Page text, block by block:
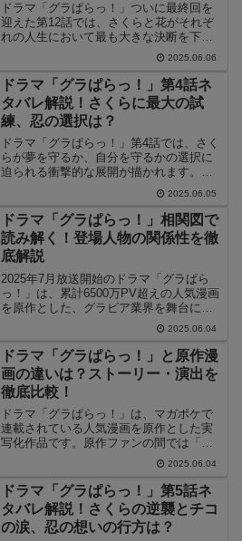
ドラマ「グラぱらっ！」ついに最終回を
迎えた第12話では、さくらと花がそれぞ
れの人生において最も大きな決断を下し
ます。夢に近づいた者、夢と決別した
者。異なる道を選びながらも、二人が最
後にたどり着いたのは、“自分で選んだ未
来”でした。本記事では、最終回のストー
リーを徹底ネタバレ解説し、感動のラス
トに込められた意味を読み解きます。
2025.06.06
ドラマ「グラぱらっ！」第4話ネ
タバレ解説！さくらに最大の試
練、忍の選択は？
ドラマ「グラぱらっ！」第4話では、さく
らが夢を守るか、自分を守るかの選択に
迫られる衝撃的な展開が描かれます。一
方、忍もまたさくらを支えることの重さ
に直面し、決断の時を迎えます。今回
は、グラビア業界の暗部がさらに露わに
なり、キャラクターたちの想いと葛藤が
交錯する注目のエピソードとなっていま
す。ネタバレ込みで詳しく解説します。
2025.06.05
ドラマ「グラぱらっ！」相関図で
読み解く！登場人物の関係性を徹
底解説
2025年7月放送開始のドラマ「グラぱら
っ！」は、累計6500万PV超えの人気漫画
を原作とした、グラビア業界を舞台にし
たちょっぴりエッチなラブコメディで
す。主人公・葛木さくら（北野瑠華）が
夢を追いながら、悪徳マネージャーや業
界の闇と戦う姿が描かれています。この
記事では、ドラマ「グラぱらっ！」の相
関図をもとに、登場人物たちの関係性や
ストーリーの見どころを詳しく解説しま
す。
2025.06.04
ドラマ「グラぱらっ！」と原作漫
画の違いは？ストーリー・演出を
徹底比較！
ドラマ「グラぱらっ！」は、マガポケで
連載されている人気漫画を原作とした実
写化作品です。原作ファンの間では「ど
こが変わった？」「どうアレンジされた
のか気になる」という声も多く上がって
います。この記事では、ドラマ版と原作
漫画を比較しながら、ストーリー展開・
キャラクターの描き方・演出などの違い
を詳しく解説していきます。
2025.06.04
ドラマ「グラぱらっ！」第5話ネ
タバレ解説！さくらの逆襲とチコ
の涙、忍の想いの行方は？